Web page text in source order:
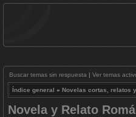
Buscar temas sin respuesta | Ver temas
Índice general » Novelas cortas, relatos
Novela y Relato